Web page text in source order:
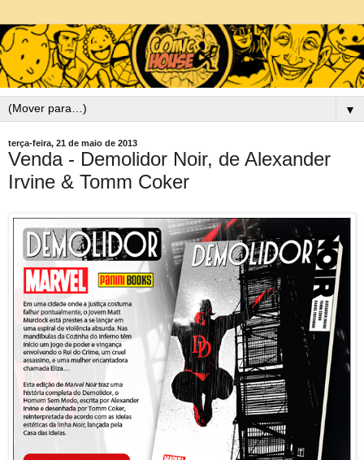
▼
terça-feira, 21 de maio de 2013
Venda - Demolidor Noir, de Alexander
Irvine & Tomm Coker